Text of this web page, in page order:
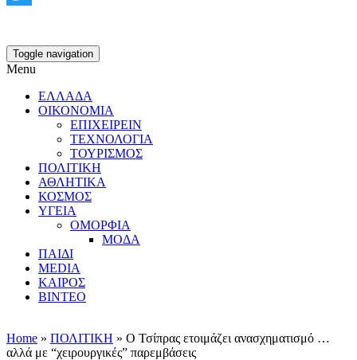
Toggle navigation
Menu
ΕΛΛΑΔΑ
ΟΙΚΟΝΟΜΙΑ
ΕΠΙΧΕΙΡΕΙΝ
ΤΕΧΝΟΛΟΓΙΑ
ΤΟΥΡΙΣΜΟΣ
ΠΟΛΙΤΙΚΗ
ΑΘΛΗΤΙΚΑ
ΚΟΣΜΟΣ
ΥΓΕΙΑ
ΟΜΟΡΦΙΑ
ΜΟΔΑ
ΠΑΙΔΙ
MEDIA
ΚΑΙΡΟΣ
ΒΙΝΤΕΟ
Home » ΠΟΛΙΤΙΚΗ » Ο Τσίπρας ετοιμάζει ανασχηματισμό …
αλλά με “χειρουργικές” παρεμβάσεις